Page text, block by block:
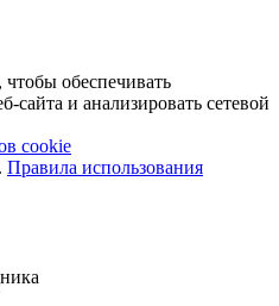
обеспечивать
сайта и анализировать сетевой
cookie
Правила использования